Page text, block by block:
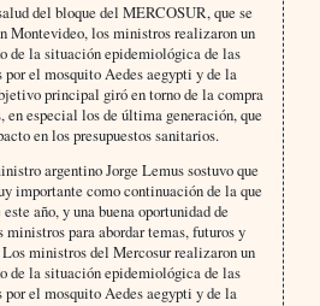
del bloque del MERCOSUR, que se
Montevideo, los ministros realizaron un
de la situación epidemiológica de las
el mosquito Aedes aegypti y de la
principal giró en torno de la compra
en especial los de última generación, que
en los presupuestos sanitarios.
argentino Jorge Lemus sostuvo que
importante como continuación de la que
año, y una buena oportunidad de
para abordar temas, futuros y
ministros del Mercosur realizaron un
de la situación epidemiológica de las
el mosquito Aedes aegypti y de la